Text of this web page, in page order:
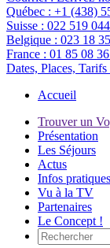
Québec : +1 (438)
Suisse : 022 519
Belgique : 023 18
France : 01 85 08
Dates, Places, Tarifs
Accueil
Trouver un
Présentation
Les Séjours
Actus
Infos pratiques
Vu à la TV
Partenaires
Le Concept !